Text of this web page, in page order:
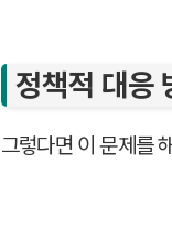
정책적 대응
그렇다면 이 문제를